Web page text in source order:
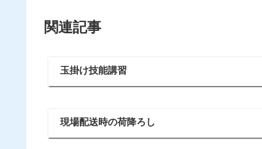
関連記事
玉掛け技能講習
現場配送時の荷降ろし